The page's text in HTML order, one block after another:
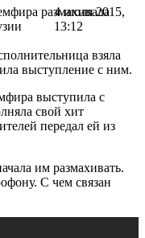
4 июля 2015,
13:12
взяла
выступление с ним.
выступила с
свой хит
передал ей из
им размахивать.
С чем связан